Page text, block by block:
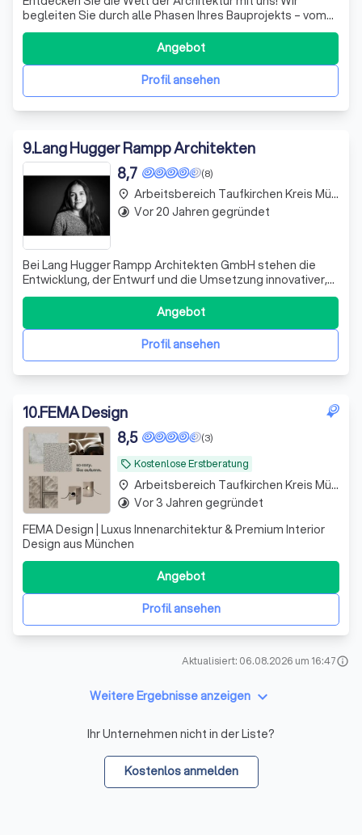
begleiten Sie durch alle Phasen Ihres Bauprojekts – vom
ersten Entwurf bis zur finalen Bauleitung. Unser Ansatz
des kooperativen Entwerfens ermöglicht es Ihnen, aktiv
am Gestaltungsprozess teilzunehmen. Nutzen Sie unsere
umfassenden Kenntnisse in d
Profil ansehen
Angebot
9.Lang Hugger Rampp Architekten
(8)
8,7
Bei Lang Hugger Rampp Architekten GmbH stehen die
Entwicklung, der Entwurf und die Umsetzung innovativer,
funktionaler und ästhetisch ansprechender Bauprojekte
im Mittelpunkt unserer Arbeit. Mit über 15 Jahren Erfahrung
im ressourcenschonenden Bauen setzen wir auf integrale
Planung und modellbasiertProfil ansehen
Angebot
place Arbeitsbereich Taufkirchen Kreis München
timelapse Vor 20 Jahren gegründet
10.FEMA Design
local_offer Kostenlose Erstberatung
(3)
8,5
FEMA Design | Luxus Innenarchitektur & Premium Interior
Design aus München
Profil ansehen
Angebot
place Arbeitsbereich Taufkirchen Kreis München
timelapse Vor 3 Jahren gegründet
Aktualisiert: 06.08.2026 um 16:47info
Weitere Ergebnisse anzeigen keyboard_arrow_down
Ihr Unternehmen nicht in der Liste?
Kostenlos anmelden